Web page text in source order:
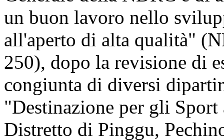
un buon lavoro nello
all'aperto di alta qualità"
250), dopo la revisione di
congiunta di diversi
"Destinazione per gli
Distretto di Pinggu,